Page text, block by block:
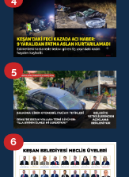
5
6